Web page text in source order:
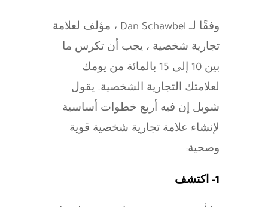
وفقًا لـ Dan Schawbel ، مؤلف لعلامة
تجارية شخصية ، يجب أن تكرس ما
بين 10 إلى 15 بالمائة من يومك
لعلامتك التجارية الشخصية. يقول
شوبل إن فيه أربع خطوات أساسية
لإنشاء علامة تجارية شخصية قوية
وصحية:
1- اكتشف